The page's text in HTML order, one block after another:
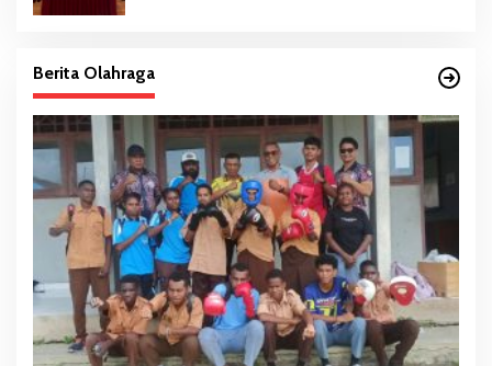
Berita Olahraga